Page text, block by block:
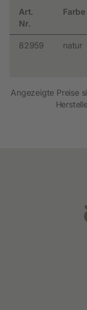
Art.
Nr.
Farbe
82959 natur
Angezeigte Preise